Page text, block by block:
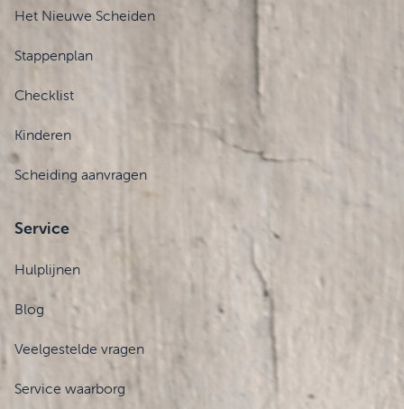
Het Nieuwe Scheiden
Stappenplan
Checklist
Kinderen
Scheiding aanvragen
Service
Hulplijnen
Blog
Veelgestelde vragen
Service waarborg